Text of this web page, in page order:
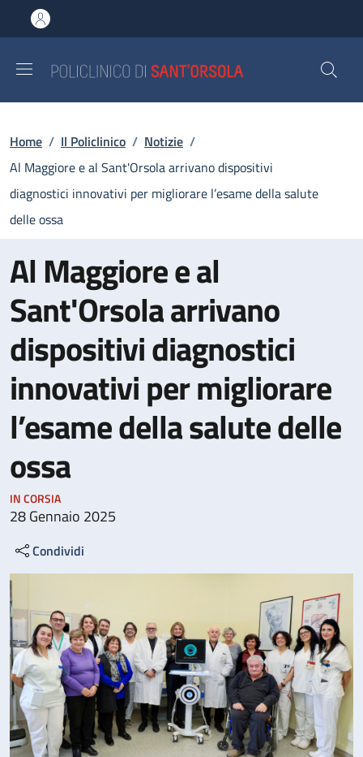
al contenuto principale
to footer content
Briciole di pane
Home / Il Policlinico / Notizie /
Al Maggiore e al Sant'Orsola arrivano dispositivi
diagnostici innovativi per migliorare l’esame della salute
delle ossa
Al Maggiore e al
Sant'Orsola arrivano
dispositivi diagnostici
innovativi per migliorare
l’esame della salute delle
ossa
IN CORSIA
28 Gennaio 2025
Condividi